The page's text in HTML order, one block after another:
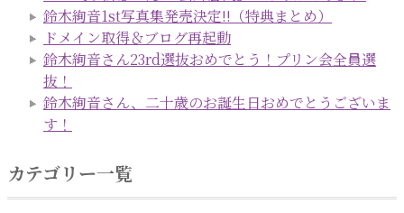
鈴木絢音1st写真集発売決定!!（特典まとめ）
ドメイン取得＆ブログ再起動
鈴木絢音さん23rd選抜おめでとう！プリン会全員選
抜！
鈴木絢音さん、二十歳のお誕生日おめでとうございま
す！
カテゴリー一覧